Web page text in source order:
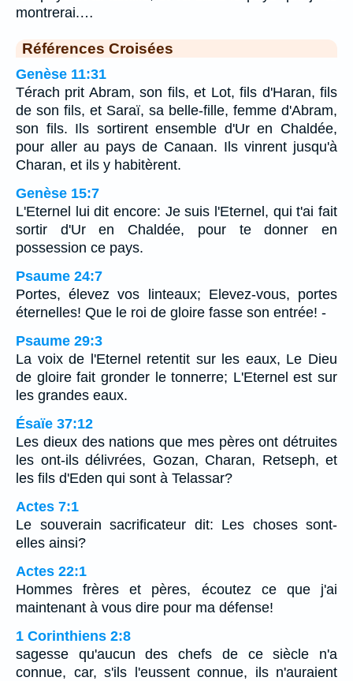
montrerai.…
Références Croisées
Genèse 11:31
Térach prit Abram, son fils, et Lot, fils d'Haran, fils
de son fils, et Saraï, sa belle-fille, femme d'Abram,
son fils. Ils sortirent ensemble d'Ur en Chaldée,
pour aller au pays de Canaan. Ils vinrent jusqu'à
Charan, et ils y habitèrent.
Genèse 15:7
L'Eternel lui dit encore: Je suis l'Eternel, qui t'ai fait
sortir d'Ur en Chaldée, pour te donner en
possession ce pays.
Psaume 24:7
Portes, élevez vos linteaux; Elevez-vous, portes
éternelles! Que le roi de gloire fasse son entrée! -
Psaume 29:3
La voix de l'Eternel retentit sur les eaux, Le Dieu
de gloire fait gronder le tonnerre; L'Eternel est sur
les grandes eaux.
Ésaïe 37:12
Les dieux des nations que mes pères ont détruites
les ont-ils délivrées, Gozan, Charan, Retseph, et
les fils d'Eden qui sont à Telassar?
Actes 7:1
Le souverain sacrificateur dit: Les choses sont-
elles ainsi?
Actes 22:1
Hommes frères et pères, écoutez ce que j'ai
maintenant à vous dire pour ma défense!
1 Corinthiens 2:8
sagesse qu'aucun des chefs de ce siècle n'a
connue, car, s'ils l'eussent connue, ils n'auraient